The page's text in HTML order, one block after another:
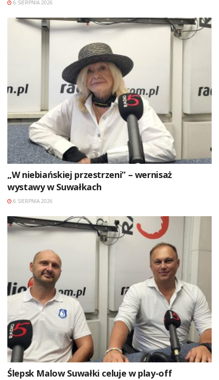
6 SIERPNIA 2026
„W niebiańskiej przestrzeni” – wernisaż
wystawy w Suwałkach
6 SIERPNIA 2026
Ślepsk Malow Suwałki celuje w play-off